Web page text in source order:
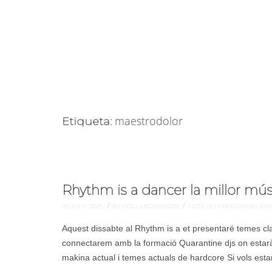
Etiqueta: maestrodolor
Rhythm is a dancer la millor
26 JUNY 2026 / BY COL·LABORADORS / NOTÍCIES PROGRAMES
Aquest dissabte al Rhythm is a et presentaré temes
connectarem amb la formació Quarantine djs on
makina actual i temes actuals de hardcore Si vols